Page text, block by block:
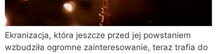
Ekranizacja, która jeszcze przed jej powstaniem
wzbudziła ogromne zainteresowanie, teraz trafia do